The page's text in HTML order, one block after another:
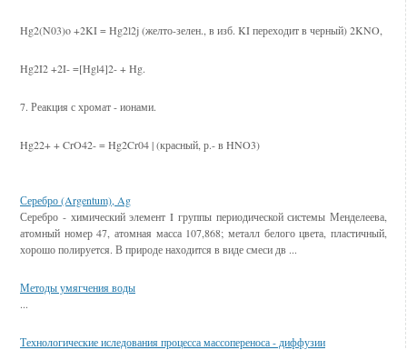
Hg2(N03)o +2KI = Hg2l2j (желто-зелен., в изб. KI переходит в черный) 2KNO,
Hg2I2 +2I- =[Hgl4]2- + Hg.
7. Реакция с хромат - ионами.
Hg22+ + CrO42- = Hg2Cr04 | (красный, р.- в HNO3)
Серебро (Argentum), Ag
Серебро - химический элемент I группы периодической системы Менделеева,
атомный номер 47, атомная масса 107,868; металл белого цвета, пластичный,
хорошо полируется. В природе находится в виде смеси дв ...
Методы умягчения воды
...
Технологические иследования процесса массопереноса - диффузии